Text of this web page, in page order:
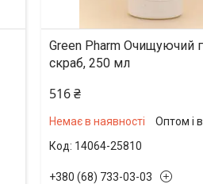
Green Pharm Очищуючий
скраб, 250 мл
516 ₴
Немає в наявності
Оптом і
14064-25810
+380 (68) 733-03-03